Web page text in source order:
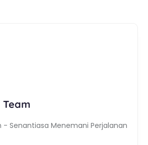
Senantiasa Menemani Perjalanan